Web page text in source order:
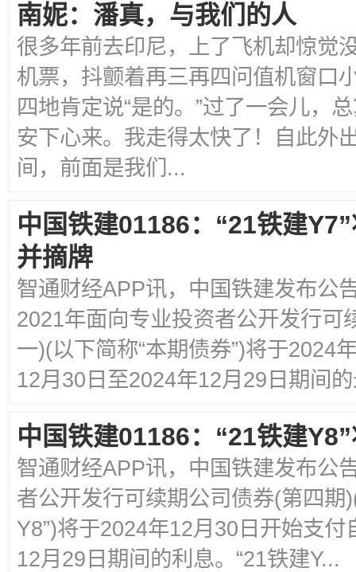
南妮：潘真，与我们的人
很多年前去印尼，上了飞机却惊觉
机票，抖颤着再三再四问值机窗口
四地肯定说“是的。”过了一会儿，
安下心来。我走得太快了！自此外
间，前面是我们...
中国铁建01186：“21铁建
并摘牌
智通财经APP讯，中国铁建发布公
2021年面向专业投资者公开发行可
一)(以下简称“本期债券”)将于2024
12月30日至2024年12月29日期间
中国铁建01186：“21铁建
智通财经APP讯，中国铁建发布公
者公开发行可续期公司债券(第四期
Y8”)将于2024年12月30日开始支
12月29日期间的利息。“21铁建Y...